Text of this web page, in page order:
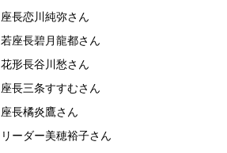
座長恋川 純弥さん
若座長碧月龍都さん
花形長谷川 愁さん
座長三条すすむさん
座長橘炎鷹さん
リーダー美穂裕子さん